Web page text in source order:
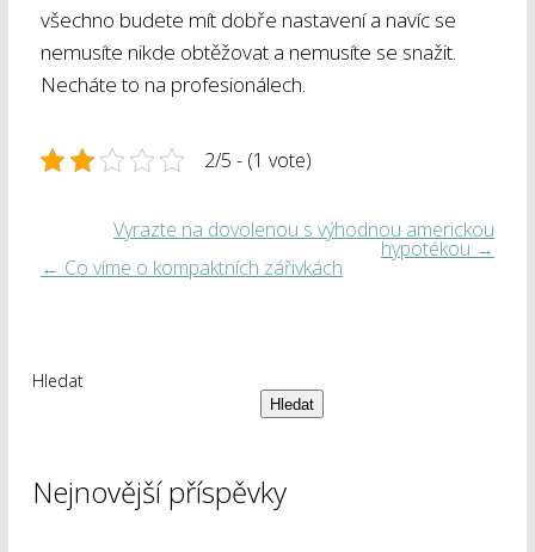
všechno budete mít dobře nastavení a navíc se
nemusíte nikde obtěžovat a nemusíte se snažit.
Necháte to na profesionálech.
2/5 - (1 vote)
Vyrazte na dovolenou s výhodnou americkou
hypotékou →
← Co víme o kompaktních zářivkách
Hledat
Hledat
Nejnovější příspěvky